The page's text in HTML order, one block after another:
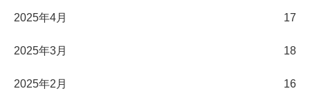
2025年4月 17
2025年3月 18
2025年2月 16